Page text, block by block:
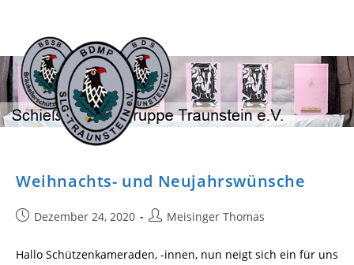
springen
Weihnachts- und Neujahrswünsche
BeitragDezember 24, 2020
Beitrags-
Meisinger Thomas
Hallo Schützenkameraden, -innen, nun neigt sich ein für uns